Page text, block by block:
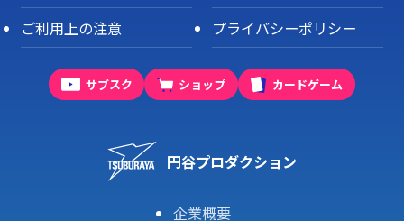
ご利用上の注意 プライバシーポリシー
サブスク ショップ カードゲーム
円谷プロダクション
企業概要